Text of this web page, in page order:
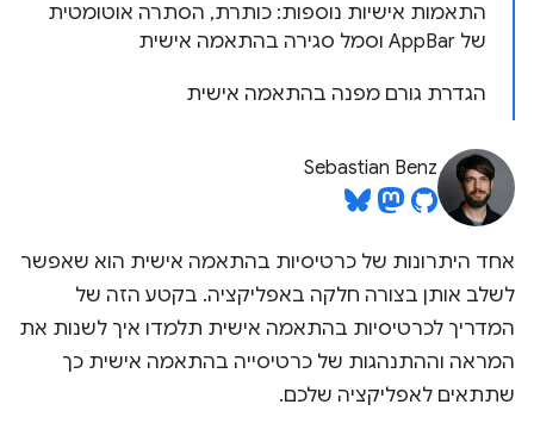
התאמות אישיות נוספות: כותרת, הסתרה אוטומטית
של AppBar וסמל סגירה בהתאמה אישית
הגדרת גורם מפנה בהתאמה אישית
Sebastian Benz
אחד היתרונות של כרטיסיות בהתאמה אישית הוא שאפשר
לשלב אותן בצורה חלקה באפליקציה. בקטע הזה של
המדריך לכרטיסיות בהתאמה אישית תלמדו איך לשנות את
המראה וההתנהגות של כרטיסייה בהתאמה אישית כך
שתתאים לאפליקציה שלכם.